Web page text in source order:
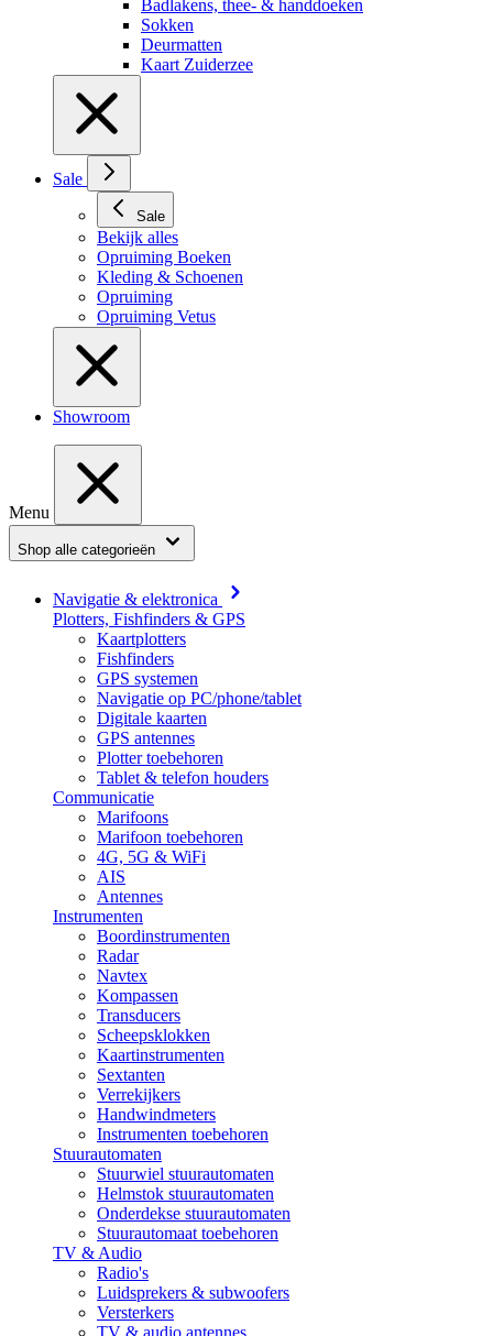
Badlakens, thee- & handdoeken
Sokken
Deurmatten
Kaart Zuiderzee
Sale
Sale
Bekijk alles
Opruiming Boeken
Kleding & Schoenen
Opruiming
Opruiming Vetus
Showroom
Menu
Shop alle categorieën
Navigatie & elektronica
Plotters, Fishfinders & GPS
Kaartplotters
Fishfinders
GPS systemen
Navigatie op PC/phone/tablet
Digitale kaarten
GPS antennes
Plotter toebehoren
Tablet & telefon houders
Communicatie
Marifoons
Marifoon toebehoren
4G, 5G & WiFi
AIS
Antennes
Instrumenten
Boordinstrumenten
Radar
Navtex
Kompassen
Transducers
Scheepsklokken
Kaartinstrumenten
Sextanten
Verrekijkers
Handwindmeters
Instrumenten toebehoren
Stuurautomaten
Stuurwiel stuurautomaten
Helmstok stuurautomaten
Onderdekse stuurautomaten
Stuurautomaat toebehoren
TV & Audio
Radio's
Luidsprekers & subwoofers
Versterkers
TV & audio antennes